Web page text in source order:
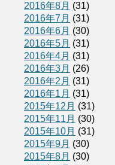
2016年8月 (31)
2016年7月 (31)
2016年6月 (30)
2016年5月 (31)
2016年4月 (31)
2016年3月 (26)
2016年2月 (31)
2016年1月 (31)
2015年12月 (31)
2015年11月 (30)
2015年10月 (31)
2015年9月 (30)
2015年8月 (30)